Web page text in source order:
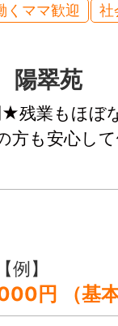
くママ歓迎
社
陽翠苑
残業もほぼ
方も安心し
13:00） 遅出 10：30 ～ 19：00（休憩：14:00 ～
3ヶ月間（3ヶ月のうち2～3ヶ月は処遇改善手当なし、